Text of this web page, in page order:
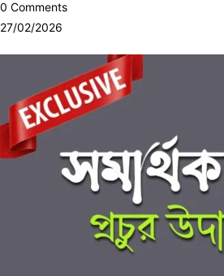
0 Comments
27/02/2026